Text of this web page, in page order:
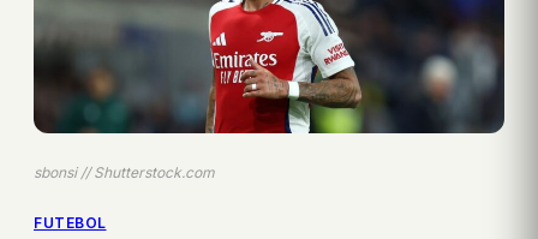
sbonsi // Shutterstock.com
FUTEBOL